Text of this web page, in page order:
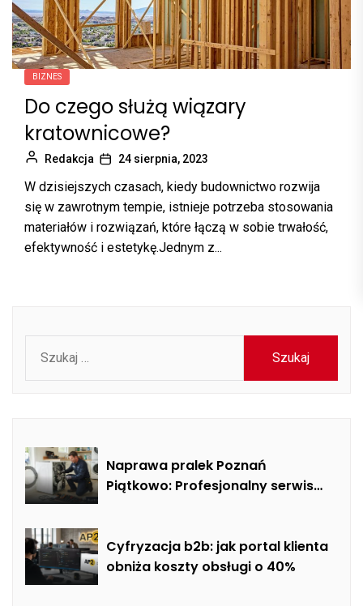
BIZNES
Do czego służą wiązary
kratownicowe?
Redakcja 24 sierpnia, 2023
W dzisiejszych czasach, kiedy budownictwo rozwija
się w zawrotnym tempie, istnieje potrzeba stosowania
materiałów i rozwiązań, które łączą w sobie trwałość,
efektywność i estetykę.Jednym z...
Naprawa pralek Poznań
Piątkowo: Profesjonalny serwis
Cyfryzacja b2b: jak portal klienta
obniża koszty obsługi o 40%